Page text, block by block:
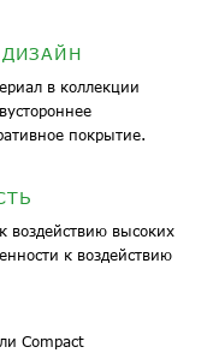
в коллекции
покрытие.
воздействию высоких
к воздействию
Compact